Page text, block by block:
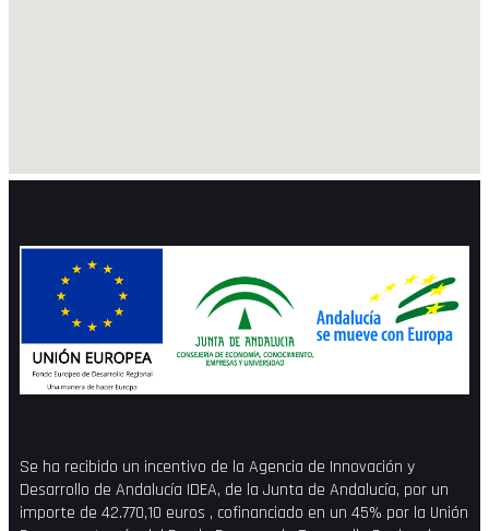
Se ha recibido un incentivo de la Agencia de Innovación y
Desarrollo de Andalucía IDEA, de la Junta de Andalucía, por un
importe de 42.770,10 euros , cofinanciado en un 45% por la Unión